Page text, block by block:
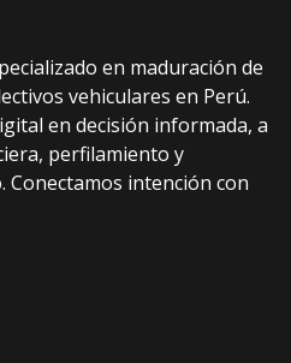
en maduración de
vehiculares en Perú.
en decisión informada, a
perfilamiento y
intención con